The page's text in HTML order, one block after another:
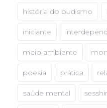
história do budismo
iniciante
meio ambiente
poesia prática
saúde mental